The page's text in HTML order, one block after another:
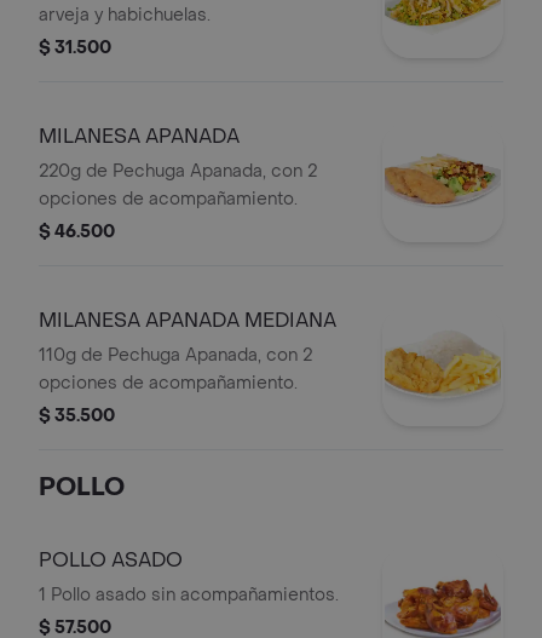
arveja y habichuelas.
$ 31.500
MILANESA APANADA
220g de Pechuga Apanada, con 2
opciones de acompañamiento.
$ 46.500
MILANESA APANADA MEDIANA
110g de Pechuga Apanada, con 2
opciones de acompañamiento.
$ 35.500
POLLO
POLLO ASADO
1 Pollo asado sin acompañamientos.
$ 57.500